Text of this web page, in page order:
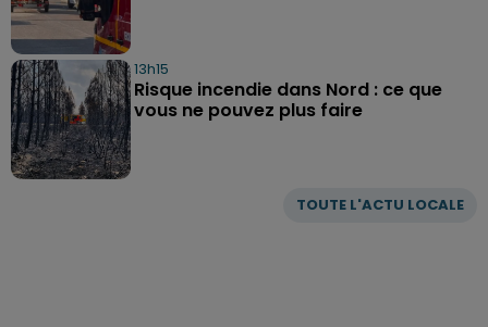
TOUTE L'ACTU LOCALE
13h15
Risque incendie dans Nord : ce que
vous ne pouvez plus faire